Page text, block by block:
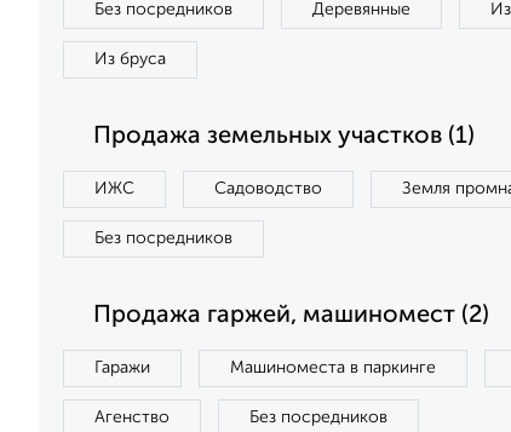
Без посредников Деревянные
Из бруса
Продажа земельных участков (1)
ИЖС Садоводство Земля
Без посредников
Продажа гаржей, машиномест (2)
Гаражи Машиноместа в паркинге
Агенство Без посредников